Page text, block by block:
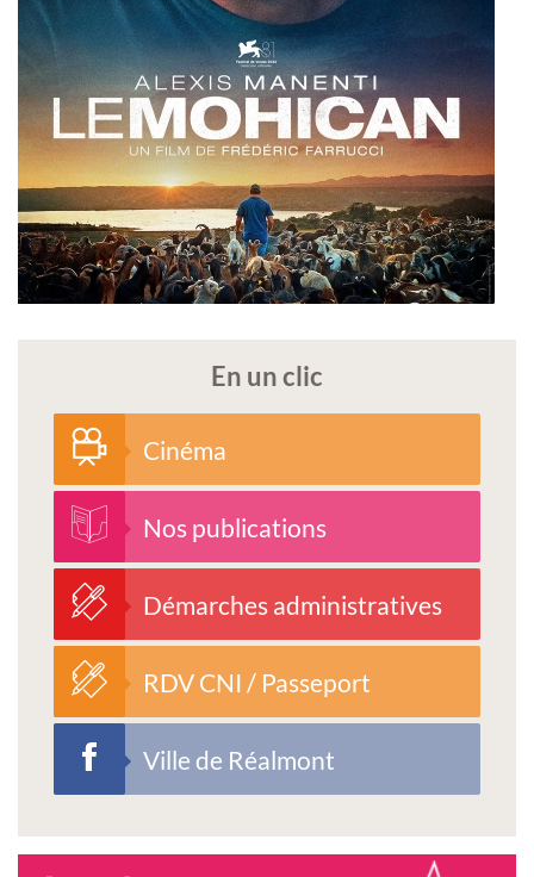
En un clic
Cinéma
Nos publications
Démarches administratives
RDV CNI / Passeport
Ville de Réalmont